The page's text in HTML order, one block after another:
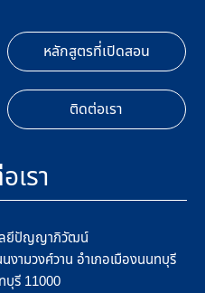
หลักสูตรที่เปิดสอน
ติดต่อเรา
เรา
ลยีปัญญาภิวัฒน์
งามวงศ์วาน อำเภอเมืองนนทบุรี
รี 11000